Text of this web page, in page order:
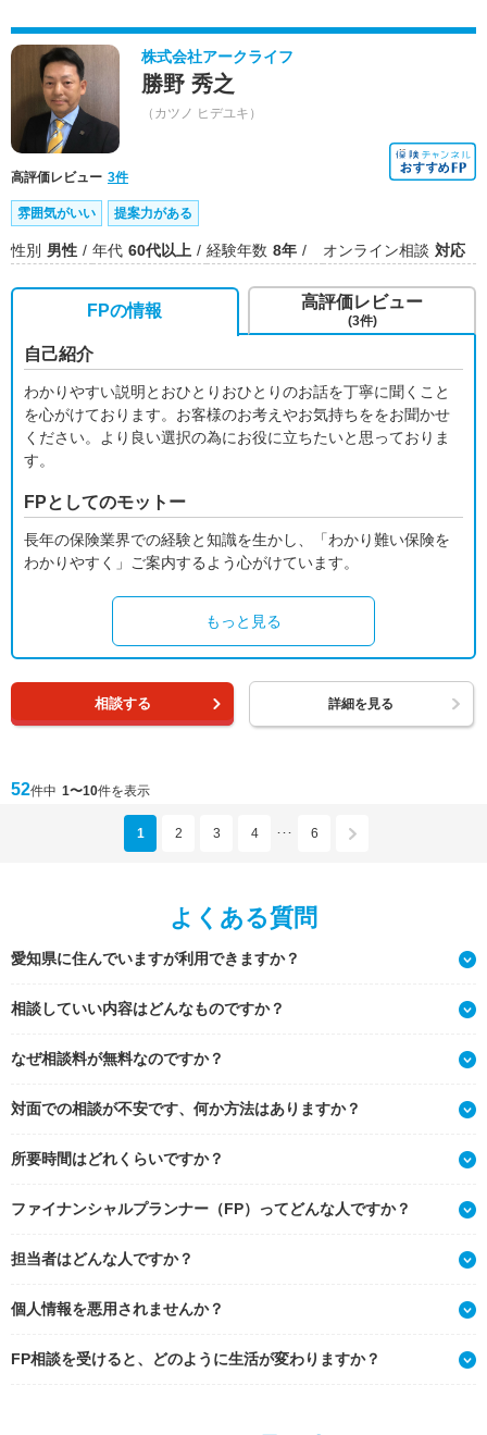
株式会社アークライフ
勝野 秀之
（カツノ ヒデユキ）
高評価レビュー 3件
雰囲気がいい 提案力がある
性別 男性 年代 60代以上 経験年数 8年 オンライン相談 対応
FPの情報
自己紹介
わかりやすい説明とおひとりおひとりのお話を丁寧に聞くこと
を心がけております。お客様のお考えやお気持ちををお聞かせ
ください。より良い選択の為にお役に立ちたいと思っておりま
す。
FPとしてのモットー
長年の保険業界での経験と知識を生かし、「わかり難い保険を
わかりやすく」ご案内するよう心がけています。
もっと見る
高評価レビュー
(3件)
相談する 詳細を見る
52件中 1〜10件を表示
1 2 3 4 ･･･ 6
よくある質問
愛知県に住んでいますが利用できますか？
相談していい内容はどんなものですか？
なぜ相談料が無料なのですか？
対面での相談が不安です、何か方法はありますか？
所要時間はどれくらいですか？
ファイナンシャルプランナー（FP）ってどんな人ですか？
担当者はどんな人ですか？
個人情報を悪用されませんか？
FP相談を受けると、どのように生活が変わりますか？